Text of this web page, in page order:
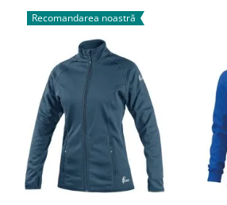
Recomandarea noastră